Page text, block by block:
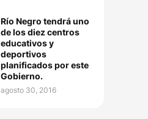
Río Negro tendrá uno
de los diez centros
educativos y
deportivos
planificados por este
Gobierno.
agosto 30, 2016